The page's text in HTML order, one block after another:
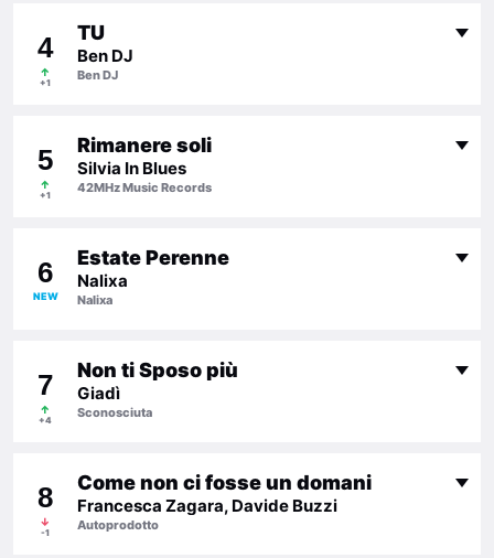
4 TU
Ben DJ
Ben DJ
↑
+1
5 Rimanere soli
Silvia In Blues
42MHz Music Records
↑
+1
6 Estate Perenne
Nalixa
Nalixa
NEW
7 Non ti Sposo più
Giadì
Sconosciuta
↑
+4
8 Come non ci fosse un domani
Francesca Zagara, Davide Buzzi
Autoprodotto
↓
-1